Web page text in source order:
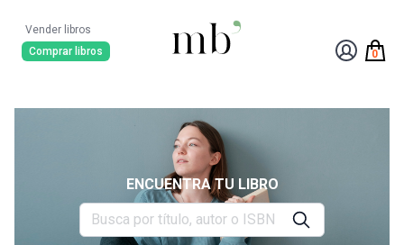
Vender libros
Comprar libros
0
ENCUENTRA TU LIBRO